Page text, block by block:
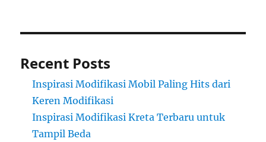
Recent Posts
Inspirasi Modifikasi Mobil Paling Hits dari
Keren Modifikasi
Inspirasi Modifikasi Kreta Terbaru untuk
Tampil Beda